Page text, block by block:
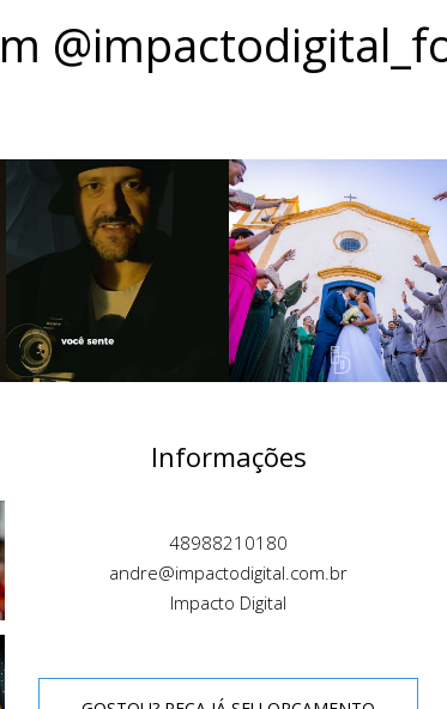
Informações
48988210180
andre@impactodigital.com.br
Impacto Digital